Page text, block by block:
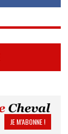
JE M’ABONNE !